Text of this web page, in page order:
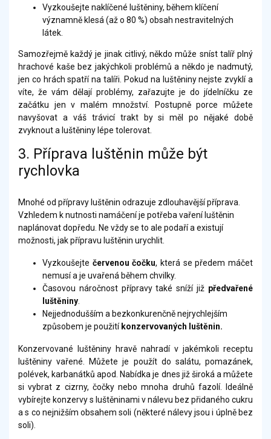
Vyzkoušejte naklíčené luštěniny, během klíčení
významně klesá (až o 80 %) obsah nestravitelných
látek.
Samozřejmě každý je jinak citlivý, někdo může sníst talíř plný
hrachové kaše bez jakýchkoli problémů a někdo je nadmutý,
jen co hrách spatří na talíři. Pokud na luštěniny nejste zvyklí a
víte, že vám dělají problémy, zařazujte je do jídelníčku ze
začátku jen v malém množství. Postupně porce můžete
navyšovat a váš trávicí trakt by si měl po nějaké době
zvyknout a luštěniny lépe tolerovat.
3. Příprava luštěnin může být
rychlovka
Mnohé od přípravy luštěnin odrazuje zdlouhavější příprava.
Vzhledem k nutnosti namáčení je potřeba vaření luštěnin
naplánovat dopředu. Ne vždy se to ale podaří a existují
možnosti, jak přípravu luštěnin urychlit.
Vyzkoušejte červenou čočku, která se předem máčet
nemusí a je uvařená během chvilky.
Časovou náročnost přípravy také sníží již předvařené
luštěniny.
Nejjednodušším a bezkonkurenčně nejrychlejším
způsobem je použití konzervovaných luštěnin.
Konzervované luštěniny hravě nahradí v jakémkoli receptu
luštěniny vařené. Můžete je použít do salátu, pomazánek,
polévek, karbanátků apod. Nabídka je dnes již široká a můžete
si vybrat z cizrny, čočky nebo mnoha druhů fazolí. Ideálně
vybírejte konzervy s luštěninami v nálevu bez přidaného cukru
a s co nejnižším obsahem soli (některé nálevy jsou i úplně bez
soli).